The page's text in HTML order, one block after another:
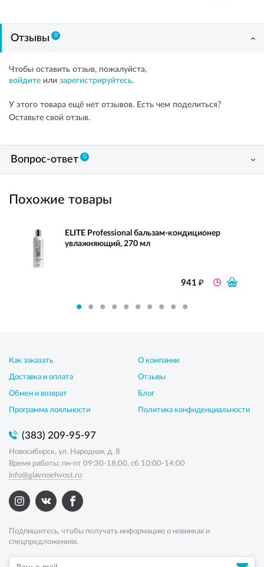
Отзывы 0
Чтобы оставить отзыв, пожалуйста,
войдите или зарегистрируйтесь.
У этого товара ещё нет отзывов. Есть чем поделиться?
Оставьте свой отзыв.
Вопрос-ответ 0
Похожие товары
ELITE Professional бальзам-кондиционер
увлажняющий, 270 мл
941₽
Как заказать
Доставка и оплата
Обмен и возврат
Программа лояльности
О компании
Отзывы
Блог
Политика конфиденциальности
(383) 209-95-97
Новосибирск, ул. Народная, д. 8
Время работы: пн-пт 09:30-18:00, сб 10:00-14:00
info@glavnoehvost.ru
Подпишитесь, чтобы получать информацию о новинках и
спецпредложениях.